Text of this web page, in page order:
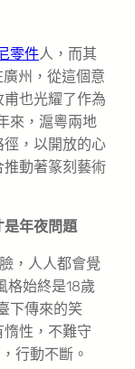
零件人，而其
州，從這個意
也光耀了作為
來，滬粵兩地
，以開放的心
動著篆刻藝術
是年夜問題
，人人都會覺
格始終是18歲
下傳來的笑
性，不難守
行動不斷。